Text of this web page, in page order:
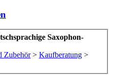
Saxophon-
Zubehör > Kaufberatung >